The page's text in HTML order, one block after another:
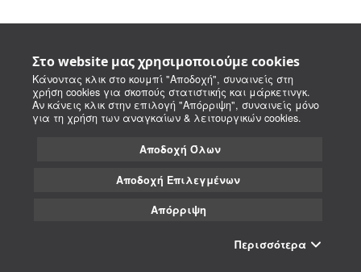
Στο website μας χρησιμοποιούμε cookies
Κάνοντας κλικ στο κουμπί "Αποδοχή", συναινείς στη
χρήση cookies για σκοπούς στατιστικής και μάρκετινγκ.
Αν κάνεις κλικ στην επιλογή "Απόρριψη", συναινείς μόνο
για τη χρήση των αναγκαίων & λειτουργικών cookies.
Αποδοχή Όλων
Αποδοχή Επιλεγμένων
Απόρριψη
Περισσότερα